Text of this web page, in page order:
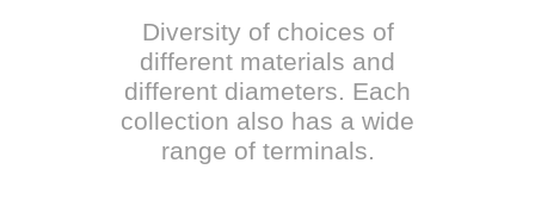
Diversity of choices of
different materials and
different diameters. Each
collection also has a wide
range of terminals.